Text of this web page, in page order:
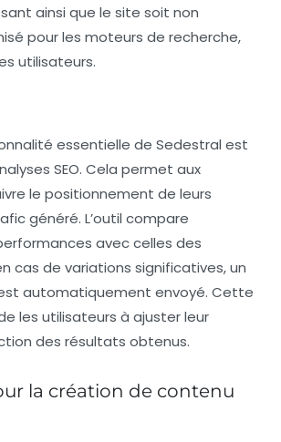
ainsi que le site soit non
pour les moteurs de recherche,
utilisateurs.
essentielle de Sedestral est
SEO. Cela permet aux
le positionnement de leurs
généré. L’outil compare
avec celles des
cas de variations significatives, un
automatiquement envoyé. Cette
les utilisateurs à ajuster leur
des résultats obtenus.
la création de contenu